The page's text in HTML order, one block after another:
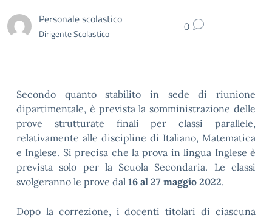
Personale scolastico
Dirigente Scolastico 0
Secondo quanto stabilito in sede di riunione
dipartimentale, è prevista la somministrazione delle
prove strutturate finali per classi parallele,
relativamente alle discipline di Italiano, Matematica
e Inglese. Si precisa che la prova in lingua Inglese è
prevista solo per la Scuola Secondaria. Le classi
svolgeranno le prove dal 16 al 27 maggio 2022.
Dopo la correzione, i docenti titolari di ciascuna